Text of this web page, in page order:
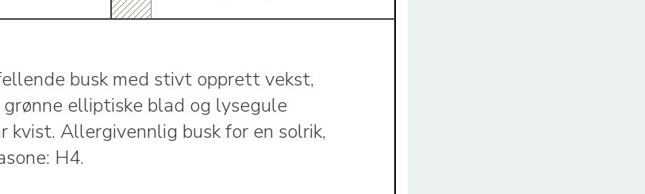
busk med stivt opprett vekst,
elliptiske blad og lysegule
kvist. Allergivennlig busk for en solrik,
H4.